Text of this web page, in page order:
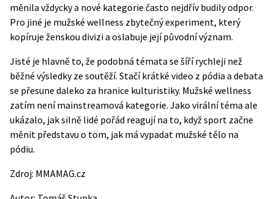
měnila vždycky a nové kategorie často nejdřív budily odpor.
Pro jiné je mužské wellness zbytečný experiment, který
kopíruje ženskou divizi a oslabuje její původní význam.
Jisté je hlavně to, že podobná témata se šíří rychleji než
běžné výsledky ze soutěží. Stačí krátké video z pódia a debata
se přesune daleko za hranice kulturistiky. Mužské wellness
zatím není mainstreamová kategorie. Jako virální téma ale
ukázalo, jak silně lidé pořád reagují na to, když sport začne
měnit představu o tom, jak má vypadat mužské tělo na
pódiu.
Zdroj: MMAMAG.cz